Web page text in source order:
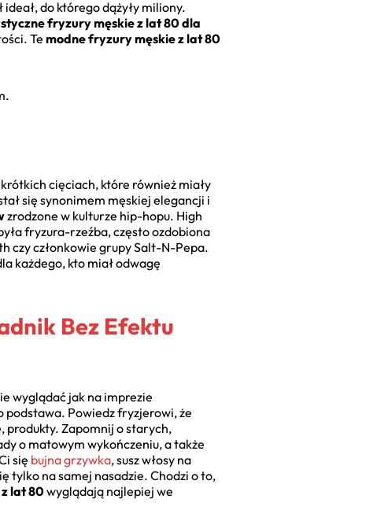
do którego dążyły miliony.
fryzury męskie z lat 80 dla
Te modne fryzury męskie z lat 80
cięciach, które również miały
się synonimem męskiej elegancji i
zrodzone w kulturze hip-hopu. High
fryzura-rzeźba, często ozdobiona
czy członkowie grupy Salt-N-Pepa.
każdego, kto miał odwagę
Bez Efektu
wyglądać jak na imprezie
Powiedz fryzjerowi, że
produkty. Zapomnij o starych,
o matowym wykończeniu, a także
się bujna grzywka, susz włosy na
tylko na samej nasadzie. Chodzi o to,
lat 80wyglądają najlepiej we